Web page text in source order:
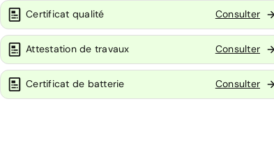
Certificat qualité Consulter
Attestation de travaux Consulter
Certificat de batterie Consulter